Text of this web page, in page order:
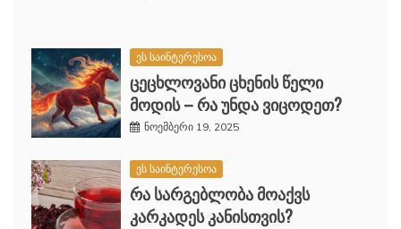
ეს საინტერესოა
ცეცხლოვანი ცხენის წელი
მოდის – რა უნდა ვიცოდეთ?
ნოემბერი 19, 2025
ეს საინტერესოა
რა სარგებლობა მოაქვს
კარკადეს კანისთვის?